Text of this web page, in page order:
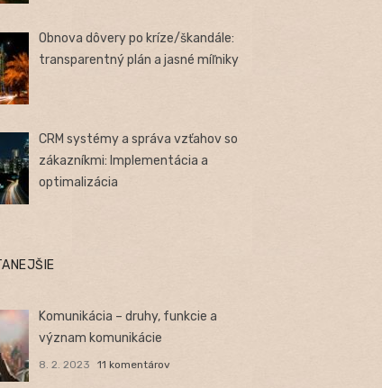
Obnova dôvery po kríze/škandále:
transparentný plán a jasné míľniky
CRM systémy a správa vzťahov so
zákazníkmi: Implementácia a
optimalizácia
Komunikácia – druhy, funkcie a
význam komunikácie
8. 2. 2023 11 komentárov